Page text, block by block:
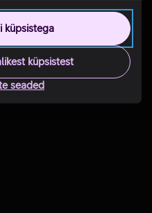
küpsistega
küpsistest
seaded